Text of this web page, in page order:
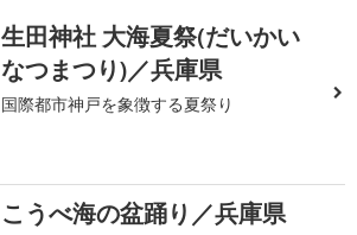
生田神社 大海夏祭(だいかい
なつまつり)／兵庫県
国際都市神戸を象徴する夏祭り
こうべ海の盆踊り／兵庫県